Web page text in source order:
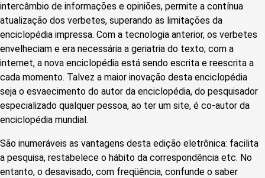
intercâmbio de informações e opiniões, permite a contínua
atualização dos verbetes, superando as limitações da
enciclopédia impressa. Com a tecnologia anterior, os verbetes
envelheciam e era necessária a geriatria do texto; com a
internet, a nova enciclopédia está sendo escrita e reescrita a
cada momento. Talvez a maior inovação desta enciclopédia
seja o esvaecimento do autor da enciclopédia, do pesquisador
especializado qualquer pessoa, ao ter um site, é co-autor da
enciclopédia mundial.
São inumeráveis as vantagens desta edição eletrônica: facilita
a pesquisa, restabelece o hábito da correspondência etc. No
entanto, o desavisado, com freqüência, confunde o saber